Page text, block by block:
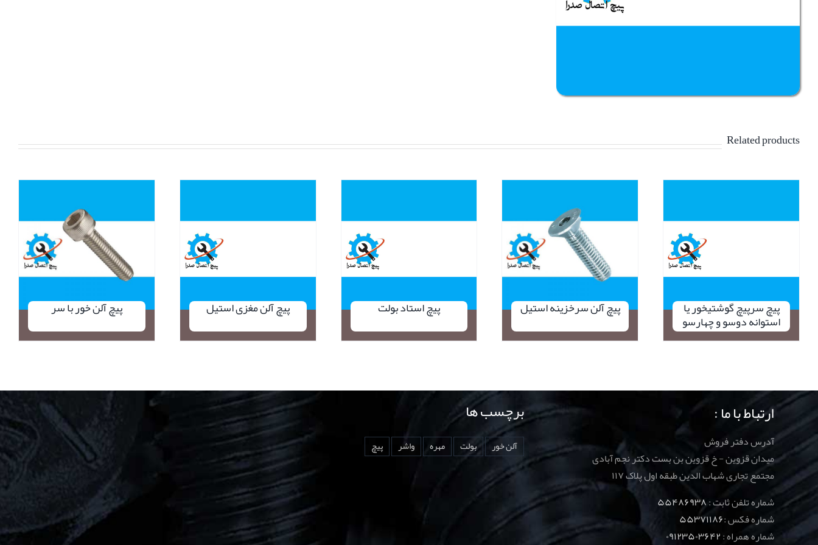
Related products
نمایش سریع
پیچ سرپیچ گوشتیخور یا
استوانه دوسو و چهارسو
پیچ آلن سرخزینه استیل پیچ استاد بولت
نمایش سریع
پیچ آلن مغزی استیل پیچ آلن خور با سر
ارتباط با ما :
آدرس دفتر فروش
میدان قزوین - خ قزوین بن بست دکتر نجم آبادی
مجتمع تجاری شهاب الدین طبقه اول پلاک ۱۱۷
شماره تلفن ثابت :۵۵۴۸۶۹۳۸
شماره فکس :۵۵۳۷۱۱۸۶
شماره همراه :۰۹۱۲۳۵۰۳۶۴۲
برچسب ها
آلن خور بولت مهره واشر پیچ